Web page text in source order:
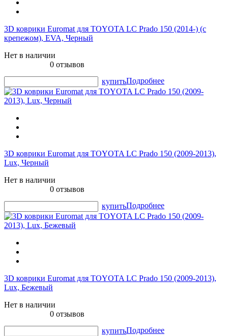
3D коврики Euromat для TOYOTA LС Prado 150 (2014-) (с
крепежом), EVA, Черный
Нет в наличии
0 отзывов
купитьПодробнее
3D коврики Euromat для TOYOTA LС Prado 150 (2009-2013),
Lux, Черный
Нет в наличии
0 отзывов
купитьПодробнее
3D коврики Euromat для TOYOTA LС Prado 150 (2009-2013),
Lux, Бежевый
Нет в наличии
0 отзывов
купитьПодробнее